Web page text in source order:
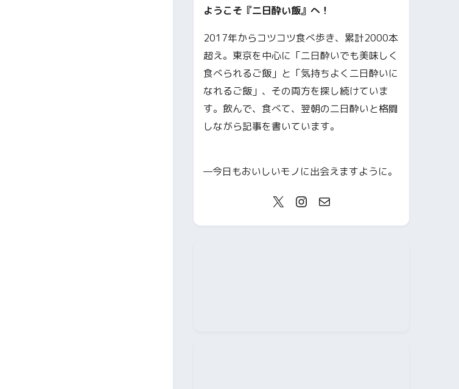
ようこそ『二日酔い飯』へ！
2017年からコツコツ食べ歩き、累計2000本
超え。東京を中心に「二日酔いでも美味しく
食べられるご飯」と「気持ちよく二日酔いに
なれるご飯」、その両方を探し続けていま
す。飲んで、食べて、翌朝の二日酔いと格闘
しながら記事を書いています。
—今日もおいしいモノに出会えますように。